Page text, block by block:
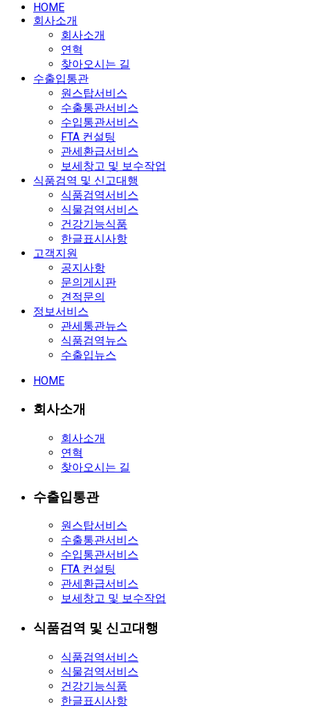
HOME
회사소개
회사소개
연혁
찾아오시는 길
수출입통관
원스탑서비스
수출통관서비스
수입통관서비스
FTA 컨설팅
관세환급서비스
보세창고 및 보수작업
식품검역 및 신고대행
식품검역서비스
식물검역서비스
건강기능식품
한글표시사항
고객지원
공지사항
문의게시판
견적문의
정보서비스
관세통관뉴스
식품검역뉴스
수출입뉴스
HOME
회사소개
회사소개
연혁
찾아오시는 길
수출입통관
원스탑서비스
수출통관서비스
수입통관서비스
FTA 컨설팅
관세환급서비스
보세창고 및 보수작업
식품검역 및 신고대행
식품검역서비스
식물검역서비스
건강기능식품
한글표시사항